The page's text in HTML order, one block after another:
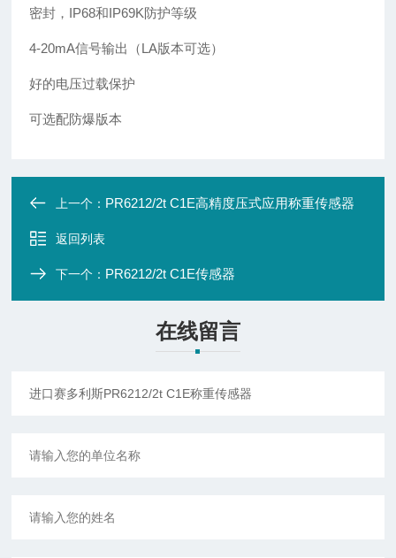
密封，IP68和IP69K防护等级
4-20mA信号输出（LA版本可选）
好的电压过载保护
可选配防爆版本
上一个： PR6212/2t C1E高精度压式应用称重传感器
返回列表
下一个： PR6212/2t C1E传感器
在线留言